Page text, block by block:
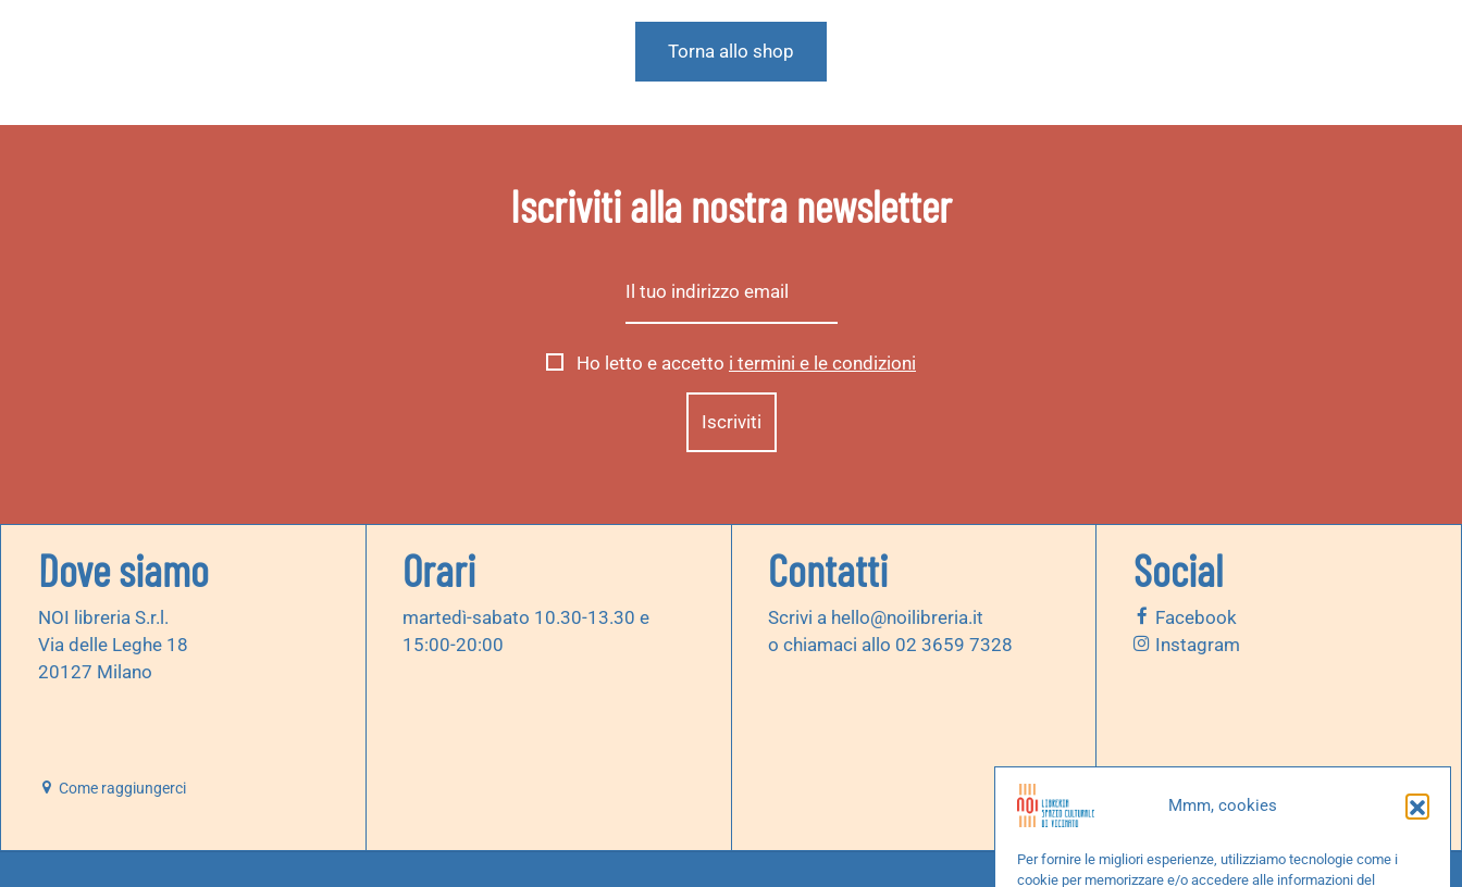
Mmm, cookies
Per fornire le migliori esperienze, utilizziamo tecnologie come i
cookie per memorizzare e/o accedere alle informazioni del
Torna allo shop
Iscriviti alla nostra newsletter
Ho letto e accetto i termini e le condizioni
Dove siamo
NOI libreria S.r.l.
Via delle Leghe 18
20127 Milano
Come raggiungerci
Orari
martedì-sabato 10.30-13.30 e
15:00-20:00
Contatti
Scrivi a hello@noilibreria.it
o chiamaci allo 02 3659 7328
Social
Facebook
Instagram